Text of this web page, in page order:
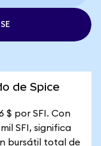
de Spice
$ por SFI. Con
SFI, significa
bursátil total de